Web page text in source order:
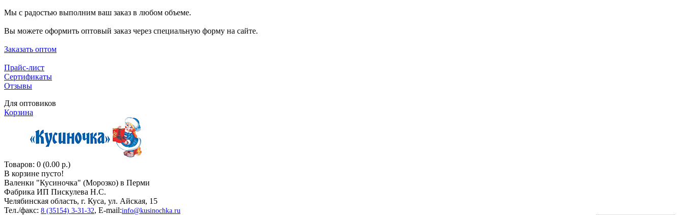
Мы с радостью выполним ваш заказ в любом объеме.
Вы можете оформить оптовый заказ через специальную форму на сайте.
Заказать оптом
Прайс-лист
Сертификаты
Отзывы
Для оптовиков
Корзина
Товаров: 0 (0.00 р.)
В корзине пусто!
Валенки "Кусиночкa" (Морозко) в Перми
Фабрика ИП Пискулева Н.С.
Челябинская область, г. Куса, ул. Айская, 15
Тел./факс: 8 (35154) 3-31-32, E-mail:info@kusinochka.ru